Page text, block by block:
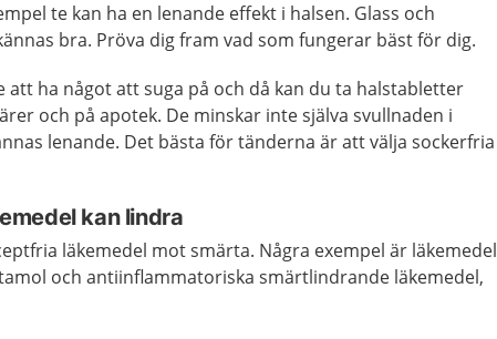
te kan ha en lenande effekt i halsen. Glass och
bra. Pröva dig fram vad som fungerar bäst för dig.
att ha något att suga på och då kan du ta halstabletter
och på apotek. De minskar inte själva svullnaden i
lenande. Det bästa för tänderna är att välja sockerfria
kan lindra
läkemedel mot smärta. Några exempel är läkemedel
ochantiinflammatoriska smärtlindrande läkemedel,